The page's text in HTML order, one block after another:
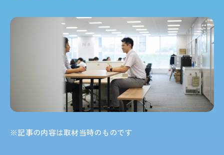
※記事の内容は取材当時のものです